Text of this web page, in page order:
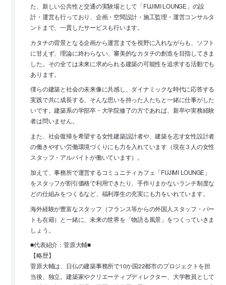
た、新しい公共性と交通の実験場として「FUJIMI LOUNGE」の設
計・運営も行っており、企画・空間設計・施工監理・運営コンサルタ
ントまで、一貫したサービスも行います。
カタチの背景となる企画から運営までを視野に入れながらも、ソフト
に甘えず、理論に終わらない、審美的なカタチの創造を目指してきま
した。その全ては未来に求められる建築の可能性を追求する活動でも
あります。
僕らの建築と社会の未来像に共感し、ダイナミックな時代に応答する
実践で共に成長する、そんな思いを持った人たちと一緒に仕事がした
いです。建築系の学部卒・大学院修了の方であれば、新卒や実務経験
者は問いません。
また、社会復帰を希望する女性建築設計者や、建築を志す女性設計者
の働きやすい労働環境づくりにも力を入れています（現在３人の女性
スタッフ・アルバイトが働いています）。
加えて、事務所で運営するコミュニティカフェ「FUJIMI LOUNGE」
をスタッフが割引価格で利用できたり、手作りまかないランチ制度な
どの仕組みをつくるなど、福利厚生の充実にも力をいれています。
海外経験が豊富なスタッフ（フランス等からの外国人スタッフ・パー
トも在籍）と一緒に、未来の世界を「物語る風景」をつくっていきま
しょう。
■代表紹介：菅原大輔■
【略歴】
菅原大輔は、日仏の建築事務所で10か国22都市のプロジェクトを担
当後、独立。建築家やクリエーティブディレクター、大学教員として